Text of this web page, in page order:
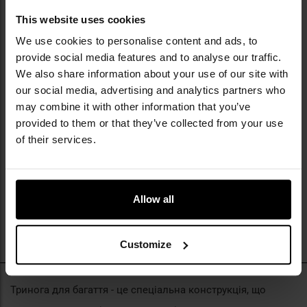
This website uses cookies
We use cookies to personalise content and ads, to
provide social media features and to analyse our traffic.
We also share information about your use of our site with
our social media, advertising and analytics partners who
may combine it with other information that you’ve
provided to them or that they’ve collected from your use
of their services.
Allow all
Customize
Фіксатор MFH для триноги
599,40 грн
Тринога для багаття - це спеціальна конструкція, що